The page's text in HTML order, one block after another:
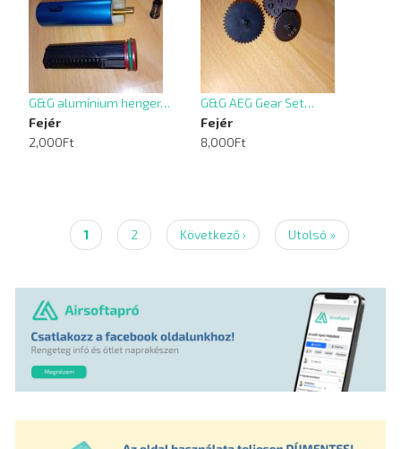
G&G alumínium henger…
Fejér
2,000Ft
G&G AEG Gear Set…
Fejér
8,000Ft
OldalszámozásJelenlegi
oldal
1 Page
2
Következő
oldal
Következő ›
Utolsó
oldal
Utolsó »